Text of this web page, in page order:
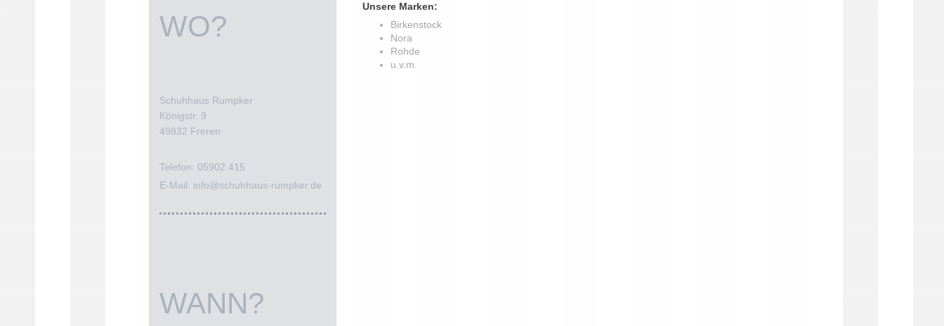
Unsere Marken:
Birkenstock
Nora
Rohde
u.v.m.
WO?
Schuhhaus Rumpker
Königstr. 9
49832 Freren
Telefon: 05902 415
E-Mail: info@schuhhaus-rumpker.de
WANN?